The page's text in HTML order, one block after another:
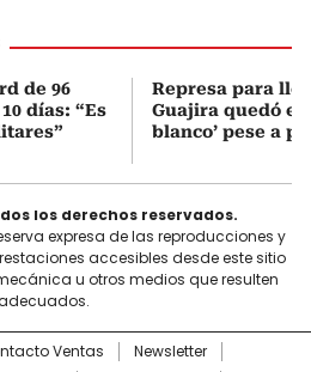
de 96
días: “Es
Represa para
Guajira quedó en
blanco’ pese a
los derechos reservados.
expresa de las reproducciones y
accesibles desde este sitio
u otros medios que resulten
Ventas
Newsletter